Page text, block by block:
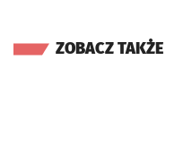
ZOBACZ TAKŻE